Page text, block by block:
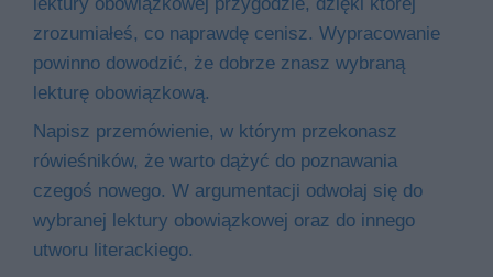
zrozumiałeś, co naprawdę cenisz. Wypracowanie
powinno dowodzić, że dobrze znasz wybraną
lekturę obowiązkową.
Napisz przemówienie, w którym przekonasz
rówieśników, że warto dążyć do poznawania
czegoś nowego. W argumentacji odwołaj się do
wybranej lektury obowiązkowej oraz do innego
utworu literackiego.